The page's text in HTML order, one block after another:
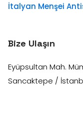
İtalyan Menşei
Bize Ulaşın
Eyüpsultan Mah.
Sancaktepe /